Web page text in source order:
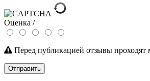
Оценка /
Перед публикацией отзывы проходят
Отправить